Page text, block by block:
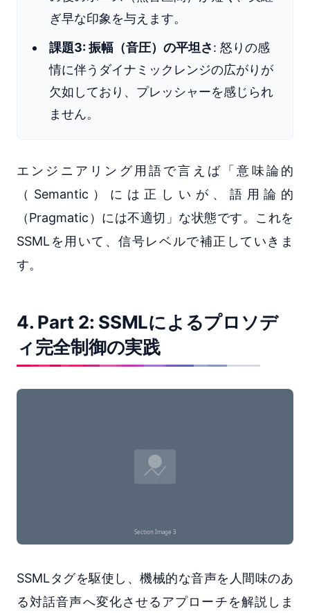
ぎ早な印象を与えます。
課題3: 振幅（音圧）の平坦さ: 怒りの感
情に伴うダイナミックレンジの広がりが
欠如しており、プレッシャーを感じられ
ません。
エンジニアリング用語で言えば「意味論的
（Semantic）には正しいが、語用論的
（Pragmatic）には不適切」な状態です。これを
SSMLを用いて、信号レベルで補正していきま
す。
4. Part 2: SSMLによるプロソデ
ィ完全制御の実践
SSMLタグを駆使し、機械的な音声を人間味のあ
る対話音声へ変化させるアプローチを解説しま